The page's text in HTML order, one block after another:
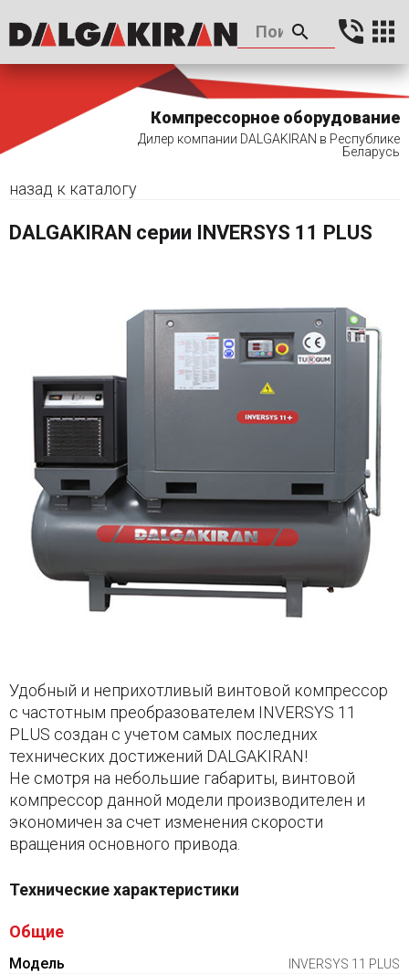
Компрессорное оборудование
Дилер компании DALGAKIRAN в Республике
Беларусь
назад к каталогу
DALGAKIRAN серии INVERSYS 11 PLUS
Удобный и неприхотливый винтовой компрессор
с частотным преобразователем INVERSYS 11
PLUS создан с учетом самых последних
технических достижений DALGAKIRAN!
Не смотря на небольшие габариты, винтовой
компрессор данной модели производителен и
экономичен за счет изменения скорости
вращения основного привода.
Технические характеристики
Общие
Модель INVERSYS 11 PLUS